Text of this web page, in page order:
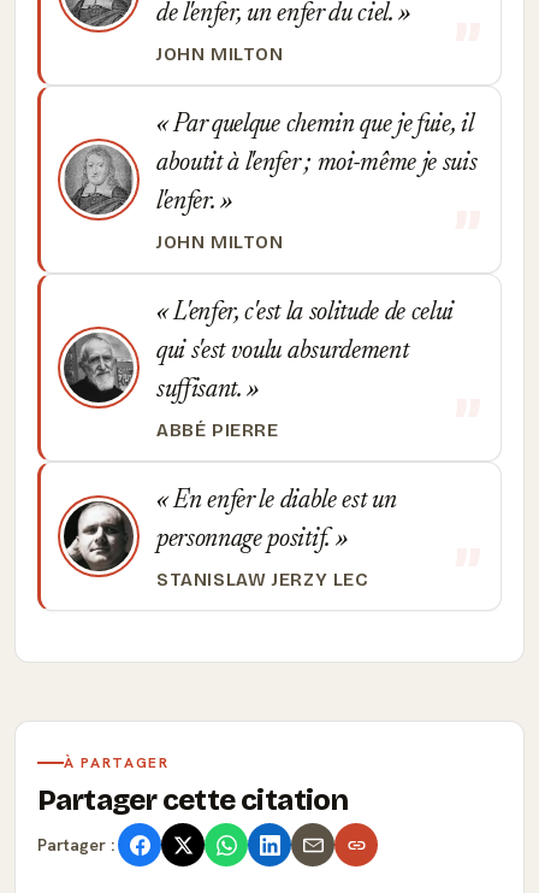
de l'enfer, un enfer du ciel.
JOHN MILTON
Par quelque chemin que je fuie, il
aboutit à l'enfer ; moi-même je suis
l'enfer.
JOHN MILTON
L'enfer, c'est la solitude de celui
qui s'est voulu absurdement
suffisant.
ABBÉ PIERRE
En enfer le diable est un
personnage positif.
STANISLAW JERZY LEC
À PARTAGER
Partager cette citation
Partager :